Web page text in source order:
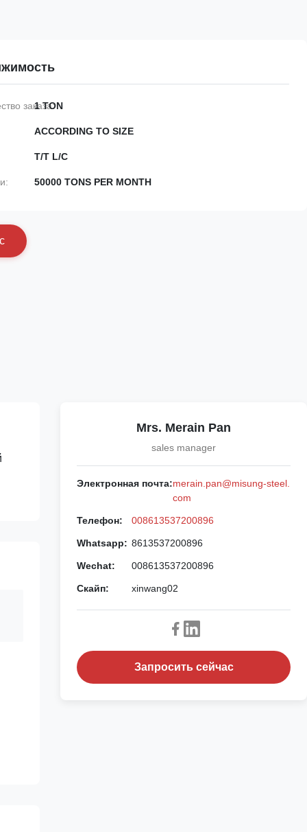
заказа:
1 TON
ACCORDING TO SIZE
T/T L/C
50000 TONS PER MONTH
Mrs. Merain Pan
sales manager
Электронная почта:merain.pan@misung-steel.
com
Телефон: 008613537200896
Whatsapp: 8613537200896
Wechat: 008613537200896
Скайп: xinwang02
Запросить сейчас